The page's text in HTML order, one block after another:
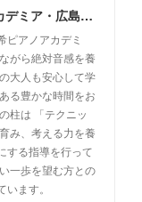
こだま美優希ピアノアカデミア・広島市中区
ピアノアカデミ
がら絶対音感を養
大人も安心して学
る豊かな時間をお
柱は 「テクニッ
み、考える力を養
する指導を行って
一歩を望む方との
ます。